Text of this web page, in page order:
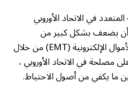
في الاتحاد الأوروبي
أن يضعف بشكل كبير من
المصدرين الرمز المميز للأموال الإلكترونية (EMT) من خلال
مصلحة في الاتحاد الأوروبي ،
ما يكفي من أصول الاحتياط.